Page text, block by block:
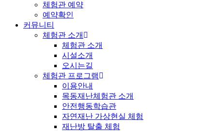
체험관 예약
예약확인
커뮤니티
체험관 소개
체험관 소개
시설소개
오시는길
체험관 프로그램
이용안내
목동재난체험관 소개
안전행동학습관
자연재난 가상현실 체험
재난방 탈출 체험